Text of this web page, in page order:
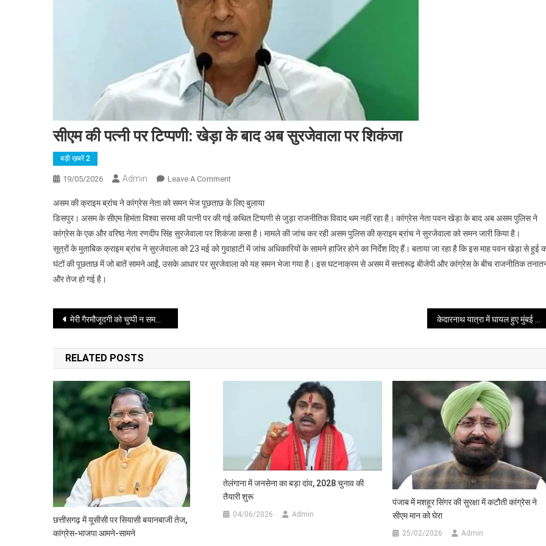
सीएम की पत्नी पर टिप्पणी: खेड़ा के बाद अब सुरजेवाला पर शिकंजा
बड़ी ख़बरें 2
19/05/2026 Admin Leave A CommentOn
की
पत्नी
पर
टिप्पणी:
खेड़ा
शिकंजा
असम की क्राइम ब्रांच ने कांग्रेस नेता को समन भेज पूछताछ के लिए बुलाया
डिसपुर। असम के सीएम हिमंता विश्वा सरमा की पत्नी पर की गई कथित टिप्पणी से जुड़ा राजनीतिक विवाद थम नहीं रहा है। कांग्रेस नेता पवन खेड़ा के बाद अब असम पुलिस ने
कांग्रेस के एक और वरिष्ठ नेता रणदीप सिंह सुरजेवाला पर शिकंजा कसा है। मामले की जांच कर रही असम पुलिस की क्राइम ब्रांच ने सुरजेवाला को समन जारी किया है।
सूत्रों के मुताबिक क्राइम ब्रांच ने सुरजेवाला को 23 मई को गुवाहाटी में जांच अधिकारियों के सामने हाजिर होने का निर्देश दिए हैं। बताया जा रहा है कि इस माह पवन खेड़ा से हुई
घंटों की पूछताछ में जो बातें सामने आईं, उसके आधार पर सुरजेवाला को यह समन भेजा गया है। इस घटनाक्रम से असम में सत्तारूढ़ बीजेपी और कांग्रेस के बीच राजनीतिक
और तेज हो गई है।
Post
navigation
मेरी गैरमौजूदगी को चुप्‍पी न समझा जाए, मैं जल्‍द लौटूंगी अपने देश
RELATED POSTS
छत्तीसगढ़ में यूसीसी पर सियासी बयानबाजी तेज,
कांग्रेस-भाजपा आमने-सामने
तेलंगाना में जनसेना का बड़ा दांव, 2028 चुनाव की
तैयारी शुरू
04/06/2026 Admin
पंजाब में मशहूर सिंगर की सुरक्षा में कटौती कांग्रेस ने
सीएम मान को घेरा
25/02/2026 Admin